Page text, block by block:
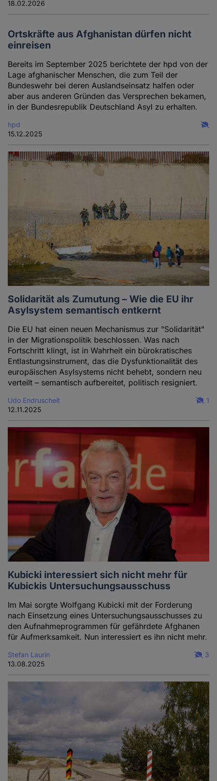
18.02.2026
Ortskräfte aus Afghanistan dürfen nicht
einreisen
Bereits im September 2025 berichtete der hpd von der
Lage afghanischer Menschen, die zum Teil der
Bundeswehr bei deren Auslandseinsatz halfen oder
aber aus anderen Gründen das Versprechen bekamen,
in der Bundesrepublik Deutschland Asyl zu erhalten.
hpd
15.12.2025
Solidarität als Zumutung – Wie die EU ihr
Asylsystem semantisch entkernt
Die EU hat einen neuen Mechanismus zur "Solidarität"
in der Migrationspolitik beschlossen. Was nach
Fortschritt klingt, ist in Wahrheit ein bürokratisches
Entlastungsinstrument, das die Dysfunktionalität des
europäischen Asylsystems nicht behebt, sondern neu
verteilt – semantisch aufbereitet, politisch resigniert.
Udo Endruscheit
12.11.2025
1
Kubicki interessiert sich nicht mehr für
Kubickis Untersuchungsausschuss
Im Mai sorgte Wolfgang Kubicki mit der Forderung
nach Einsetzung eines Untersuchungsausschusses zu
den Aufnahmeprogrammen für gefährdete Afghanen
für Aufmerksamkeit. Nun interessiert es ihn nicht mehr.
Stefan Laurin
13.08.2025
3